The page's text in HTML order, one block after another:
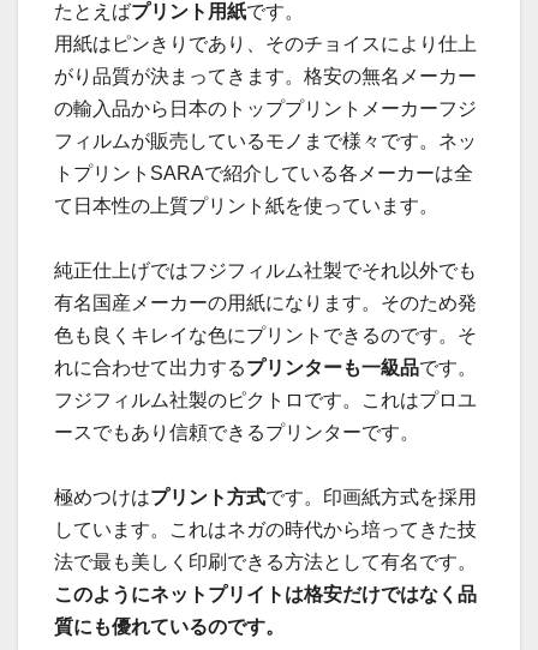
たとえばプリント用紙です。
用紙はピンきりであり、そのチョイスにより仕上
がり品質が決まってきます。格安の無名メーカー
の輸入品から日本のトッププリントメーカーフジ
フィルムが販売しているモノまで様々です。ネッ
トプリントSARAで紹介している各メーカーは全
て日本性の上質プリント紙を使っています。
純正仕上げではフジフィルム社製でそれ以外でも
有名国産メーカーの用紙になります。そのため発
色も良くキレイな色にプリントできるのです。そ
れに合わせて出力するプリンターも一級品です。
フジフィルム社製のピクトロです。これはプロユ
ースでもあり信頼できるプリンターです。
極めつけはプリント方式です。印画紙方式を採用
しています。これはネガの時代から培ってきた技
法で最も美しく印刷できる方法として有名です。
このようにネットプリイトは格安だけではなく品
質にも優れているのです。